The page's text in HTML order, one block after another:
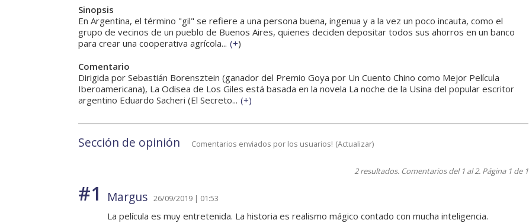
Sinopsis
En Argentina, el término "gil" se refiere a una persona buena, ingenua y a la vez un poco incauta, como el
grupo de vecinos de un pueblo de Buenos Aires, quienes deciden depositar todos sus ahorros en un banco
para crear una cooperativa agrícola... (+)
Comentario
Dirigida por Sebastián Borensztein (ganador del Premio Goya por Un Cuento Chino como Mejor Película
Iberoamericana), La Odisea de Los Giles está basada en la novela La noche de la Usina del popular escritor
argentino Eduardo Sacheri (El Secreto... (+)
Sección de opinión Comentarios enviados por los usuarios! (Actualizar)
2 resultados. Comentarios del 1 al 2. Página 1 de 1
#1 Margus 26/09/2019 | 01:53
La película es muy entretenida. La historia es realismo mágico contado con mucha inteligencia.